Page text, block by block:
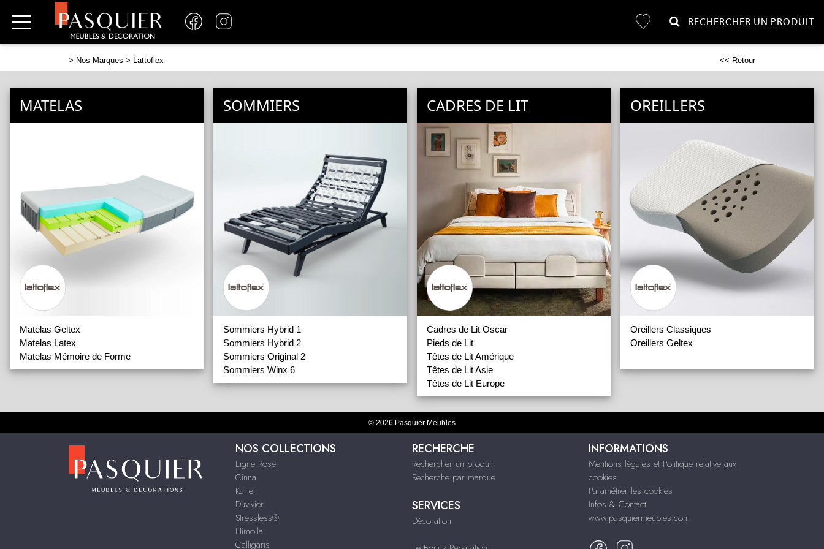
RECHERCHER UN PRODUIT
> Nos Marques > Lattoflex << Retour
MATELAS
Matelas Geltex
Matelas Latex
Matelas Mémoire de Forme
SOMMIERS
Sommiers Hybrid 1
Sommiers Hybrid 2
Sommiers Original 2
Sommiers Winx 6
CADRES DE LIT
Cadres de Lit Oscar
Pieds de Lit
Têtes de Lit Amérique
Têtes de Lit Asie
Têtes de Lit Europe
OREILLERS
Oreillers Classiques
Oreillers Geltex
© 2026 Pasquier Meubles
NOS COLLECTIONS
Ligne Roset
Cinna
Kartell
Duvivier
Stressless®
Himolla
Calligaris
RECHERCHE
Rechercher un produit
Recherche par marque
SERVICES
Décoration
INFORMATIONS
Mentions légales et Politique relative aux
cookies
Paramétrer les cookies
Infos & Contact
www.pasquiermeubles.com